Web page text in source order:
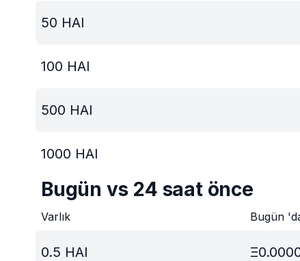
50 HAI
100 HAI
500 HAI
1000 HAI
Bugün vs 24 saat önce
Varlık Bugün
0.5 HAI Ξ